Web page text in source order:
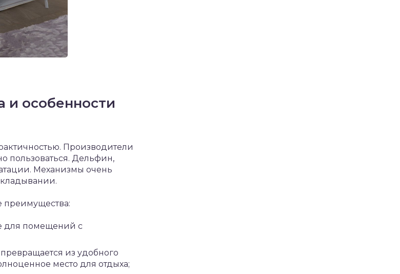
и особенности
Производители
пользоваться. Дельфин,
Механизмы очень
преимущества:
для помещений с
из удобного
место для отдыха;